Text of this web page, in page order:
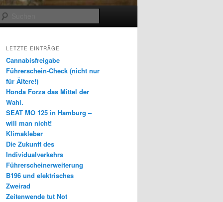
LETZTE EINTRÄGE
Cannabisfreigabe
Führerschein-Check (nicht nur
für Ältere!)
Honda Forza das Mittel der
Wahl.
SEAT MO 125 in Hamburg –
will man nicht!
Klimakleber
Die Zukunft des
Individualverkehrs
Führerscheinerweiterung
B196 und elektrisches
Zweirad
Zeitenwende tut Not